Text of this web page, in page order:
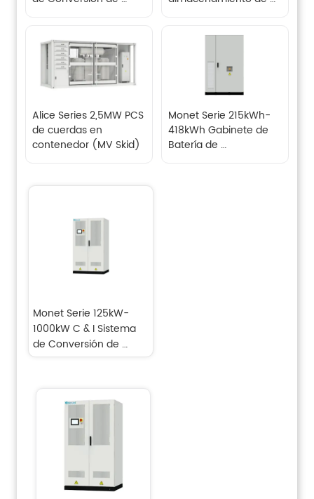
Alice Series 2,5MW PCS
de cuerdas en
contenedor (MV Skid)
Monet Serie 215kWh-
418kWh Gabinete de
Batería de
Monet Serie 125kW-
1000kW C & I Sistema
de Conversión de
Energía (PCS)